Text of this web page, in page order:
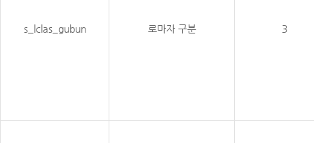
s_lclas_gubun 로마자 구분 3